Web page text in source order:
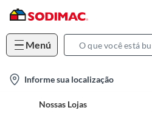
Menú
Informe sua localização
Nossas Lojas